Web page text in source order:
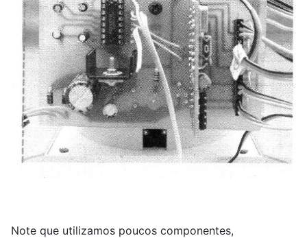
Note que utilizamos poucos componentes,